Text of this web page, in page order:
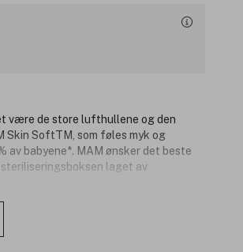
være de store lufthullene og den
Skin SoftTM, som føles myk og
av babyene*. MAM ønsker det beste
laget av